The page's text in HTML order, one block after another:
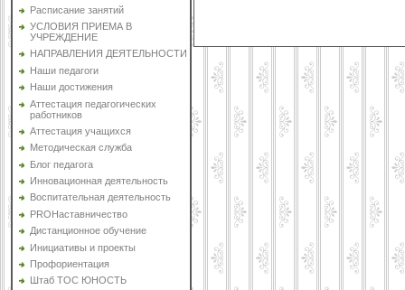
Расписание занятий
УСЛОВИЯ ПРИЕМА В
УЧРЕЖДЕНИЕ
НАПРАВЛЕНИЯ ДЕЯТЕЛЬНОСТИ
Наши педагоги
Наши достижения
Аттестация педагогических
работников
Аттестация учащихся
Методическая служба
Блог педагога
Инновационная деятельность
Воспитательная деятельность
PROНаставничество
Дистанционное обучение
Инициативы и проекты
Профориентация
Штаб ТОС ЮНОСТЬ